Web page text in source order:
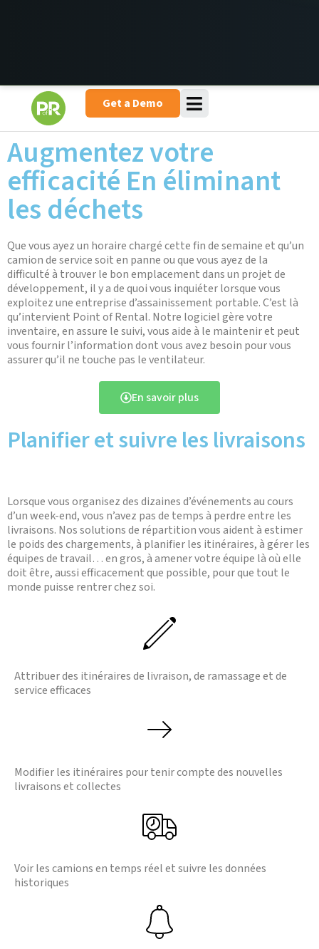
Get a Demo
Augmentez votre
efficacité En éliminant
les déchets
Que vous ayez un horaire chargé cette fin de semaine et qu’un
camion de service soit en panne ou que vous ayez de la
difficulté à trouver le bon emplacement dans un projet de
développement, il y a de quoi vous inquiéter lorsque vous
exploitez une entreprise d’assainissement portable. C’est là
qu’intervient Point of Rental. Notre logiciel gère votre
inventaire, en assure le suivi, vous aide à le maintenir et peut
vous fournir l’information dont vous avez besoin pour vous
assurer qu’il ne touche pas le ventilateur.
En savoir plus
Planifier et suivre les livraisons
Lorsque vous organisez des dizaines d’événements au cours
d’un week-end, vous n’avez pas de temps à perdre entre les
livraisons. Nos solutions de répartition vous aident à estimer
le poids des chargements, à planifier les itinéraires, à gérer les
équipes de travail… en gros, à amener votre équipe là où elle
doit être, aussi efficacement que possible, pour que tout le
monde puisse rentrer chez soi.
Attribuer des itinéraires de livraison, de ramassage et de
service efficaces
Modifier les itinéraires pour tenir compte des nouvelles
livraisons et collectes
Voir les camions en temps réel et suivre les données
historiques